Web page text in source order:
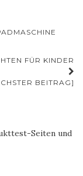
FÜR KINDER
BEITRAG]